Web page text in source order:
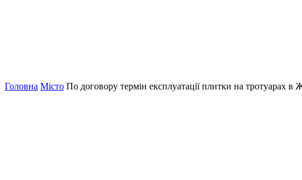
Головна Місто По договору термін експлуатації плитки на тротуарах